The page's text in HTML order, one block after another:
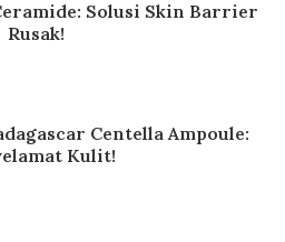
Solusi Skin Barrier
Rusak!
Centella Ampoule:
Kulit!